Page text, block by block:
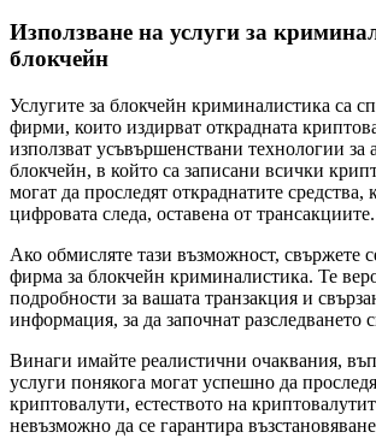
Използване на услуги за
блокчейн
Услугите за блокчейн криминалистика са
фирми, които издирват открадната
използват усъвършенствани технологии за
блокчейн, в който са записани всички
могат да проследят откраднатите средства,
цифровата следа, оставена от трансакциите.
Ако обмисляте тази възможност, свържете
фирма за блокчейн криминалистика. Те
подробности за вашата транзакция и
информация, за да започнат разследването
Винаги имайте реалистични очаквания,
услуги понякога могат успешно да
криптовалути, естеството на
невъзможно да се гарантира